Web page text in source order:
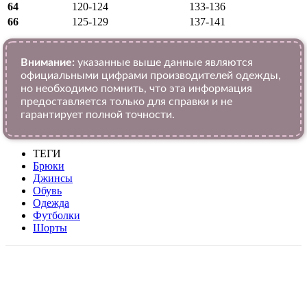
64
120-124
133-136
66
125-129 137-141
Внимание: указанные выше данные являются
официальными цифрами производителей одежды,
но необходимо помнить, что эта информация
предоставляется только для справки и не
гарантирует полной точности.
ТЕГИ
Брюки
Джинсы
Обувь
Одежда
Футболки
Шорты